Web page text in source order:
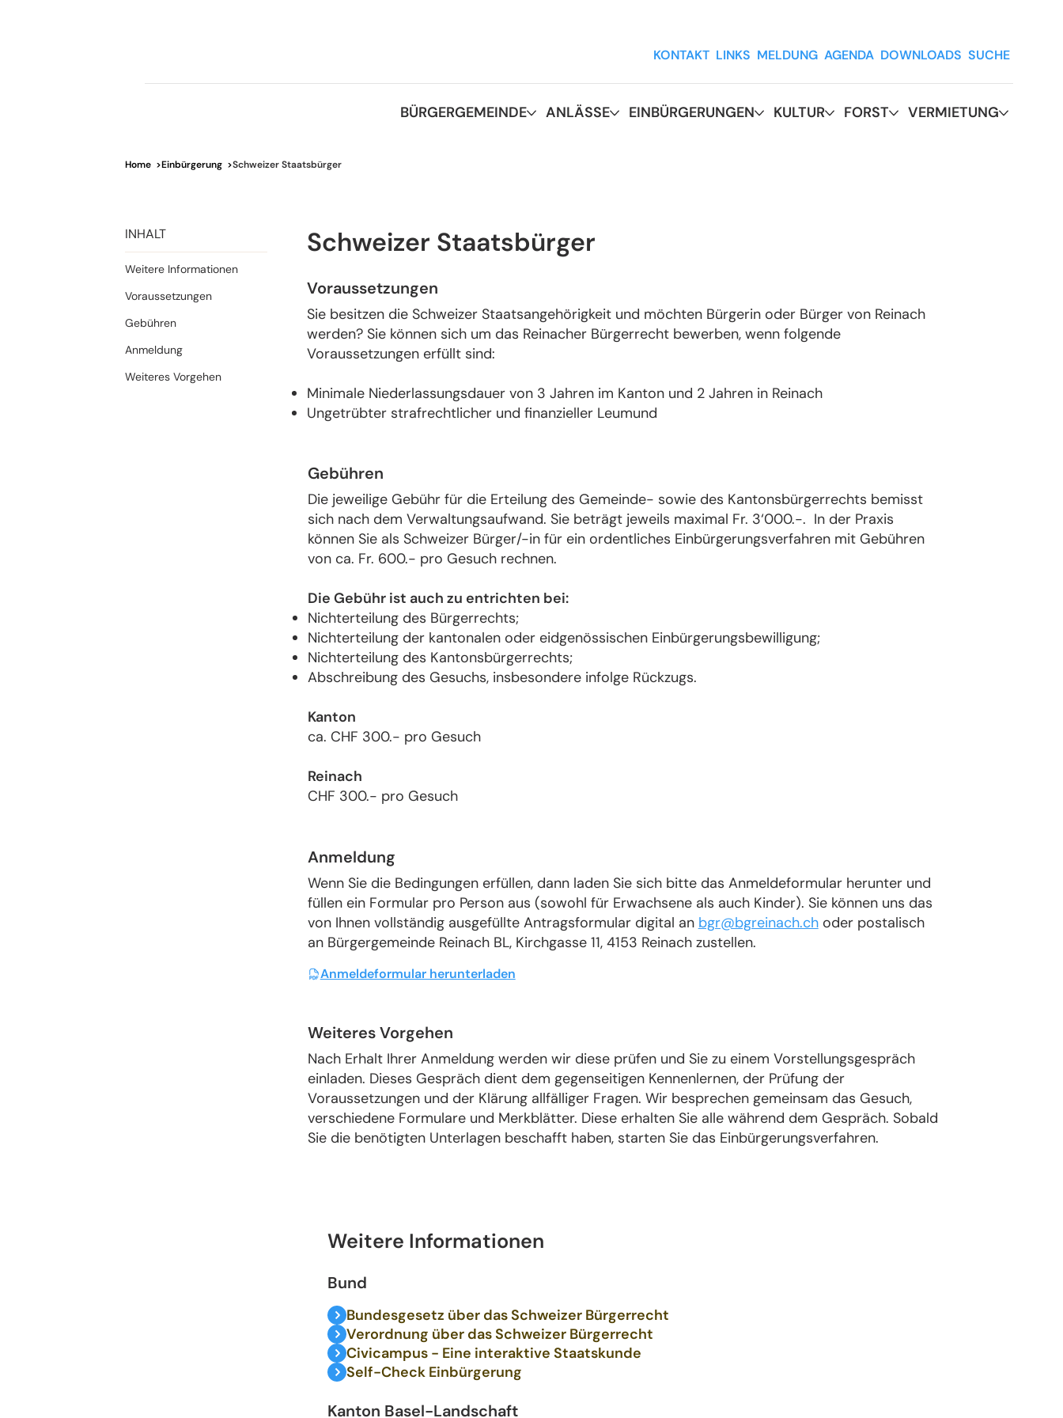
BÜRGERGEMEINDE ANLÄSSE EINBÜRGERUNGEN KULTUR FORST VERMIETUNG
KONTAKT LINKS MELDUNG AGENDA DOWNLOADS SUCHE
Home >Einbürgerung >Schweizer Staatsbürger
Weitere Informationen
Bund
Bundesgesetz über das Schweizer Bürgerrecht
Verordnung über das Schweizer Bürgerrecht
Civicampus - Eine interaktive Staatskunde
Self-Check Einbürgerung
Kanton Basel-Landschaft
INHALT
Weitere Informationen
Voraussetzungen
Gebühren
Anmeldung
Weiteres Vorgehen
Schweizer Staatsbürger
Voraussetzungen
Sie besitzen die Schweizer Staatsangehörigkeit und möchten Bürgerin oder Bürger von Reinach
werden? Sie können sich um das Reinacher Bürgerrecht bewerben, wenn folgende
Voraussetzungen erfüllt sind:
Minimale Niederlassungsdauer von 3 Jahren im Kanton und 2 Jahren in Reinach
Ungetrübter strafrechtlicher und finanzieller Leumund
Gebühren
Die jeweilige Gebühr für die Erteilung des Gemeinde- sowie des Kantonsbürgerrechts bemisst
sich nach dem Verwaltungsaufwand. Sie beträgt jeweils maximal Fr. 3‘000.-. In der Praxis
können Sie als Schweizer Bürger/-in für ein ordentliches Einbürgerungsverfahren mit Gebühren
von ca. Fr. 600.- pro Gesuch rechnen.
Die Gebühr ist auch zu entrichten bei:
Nichterteilung des Bürgerrechts;
Nichterteilung der kantonalen oder eidgenössischen Einbürgerungsbewilligung;
Nichterteilung des Kantonsbürgerrechts;
Abschreibung des Gesuchs, insbesondere infolge Rückzugs.
Kanton
ca. CHF 300.- pro Gesuch
Reinach
CHF 300.- pro Gesuch
Anmeldung
Wenn Sie die Bedingungen erfüllen, dann laden Sie sich bitte das Anmeldeformular herunter und
füllen ein Formular pro Person aus (sowohl für Erwachsene als auch Kinder). Sie können uns das
von Ihnen vollständig ausgefüllte Antragsformular digital an bgr@bgreinach.choder postalisch
an Bürgergemeinde Reinach BL, Kirchgasse 11, 4153 Reinach zustellen.
Anmeldeformular herunterladen
Weiteres Vorgehen
Nach Erhalt Ihrer Anmeldung werden wir diese prüfen und Sie zu einem Vorstellungsgespräch
einladen. Dieses Gespräch dient dem gegenseitigen Kennenlernen, der Prüfung der
Voraussetzungen und der Klärung allfälliger Fragen. Wir besprechen gemeinsam das Gesuch,
verschiedene Formulare und Merkblätter. Diese erhalten Sie alle während dem Gespräch. Sobald
Sie die benötigten Unterlagen beschafft haben, starten Sie das Einbürgerungsverfahren.